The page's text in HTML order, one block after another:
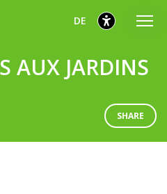
ausgewählt
Deutsch
DE
AUX JARDINS
SHARE